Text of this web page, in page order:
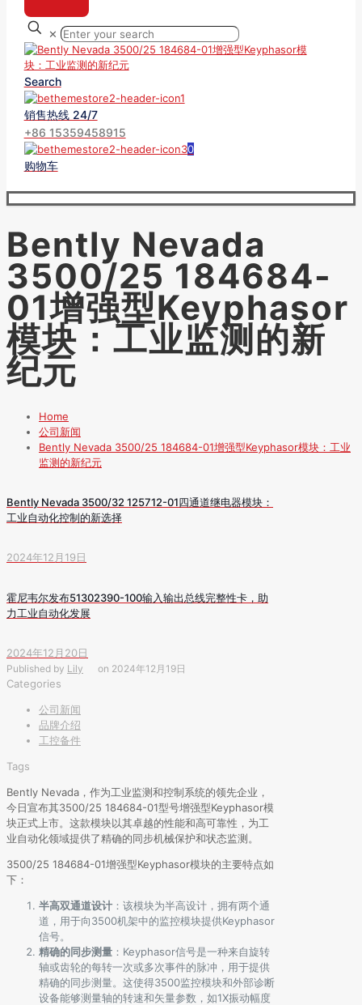
✕
Search
销售热线 24/7
+86 15359458915
0
购物车
Bently Nevada
3500/25 184684-
01增强型Keyphasor
模块：工业监测的新
纪元
Home
公司新闻
Bently Nevada 3500/25 184684-01增强型Keyphasor模块：工业
监测的新纪元
Bently Nevada 3500/32 125712-01四通道继电器模块：
工业自动化控制的新选择
2024年12月19日
霍尼韦尔发布51302390-100输入输出总线完整性卡，助
力工业自动化发展
2024年12月20日
Published by Lily on 2024年12月19日
Categories
公司新闻
品牌介绍
工控备件
Tags
Bently Nevada，作为工业监测和控制系统的领先企业，
今日宣布其3500/25 184684-01型号增强型Keyphasor模
块正式上市。这款模块以其卓越的性能和高可靠性，为工
业自动化领域提供了精确的同步机械保护和状态监测。
3500/25 184684-01增强型Keyphasor模块的主要特点如
下：
半高双通道设计 ：该模块为半高设计，拥有两个通
道，用于向3500机架中的监控模块提供Keyphasor
信号。
精确的同步测量 ：Keyphasor信号是一种来自旋转
轴或齿轮的每转一次或多次事件的脉冲，用于提供
精确的同步测量。这使得3500监控模块和外部诊断
设备能够测量轴的转速和矢量参数，如1X振动幅度